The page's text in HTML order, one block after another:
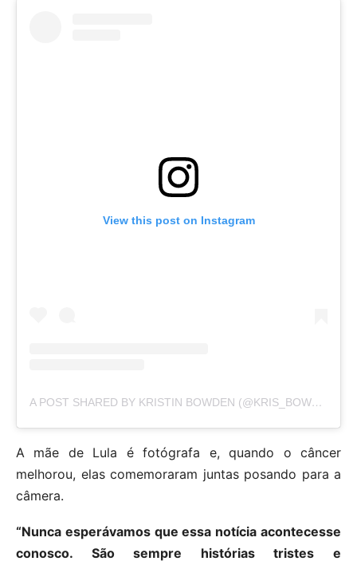
View this post on Instagram
A POST SHARED BY KRISTIN BOWDEN (@KRIS_BOWDEN)
A mãe de Lula é fotógrafa e, quando o câncer
melhorou, elas comemoraram juntas posando para a
câmera.
“Nunca esperávamos que essa notícia acontecesse
conosco. São sempre histórias tristes e